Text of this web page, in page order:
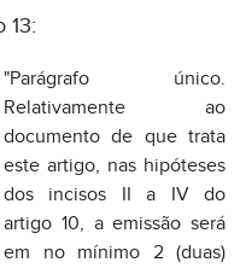
artigo 10, a emissão será
vias, que terão a seguinte
destinação:
I - a 1к via será entregue
ao contratante ou usuário
nos casos dos incisos II e
III, e permanecerá em